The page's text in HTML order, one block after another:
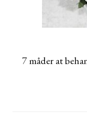
7 måder at